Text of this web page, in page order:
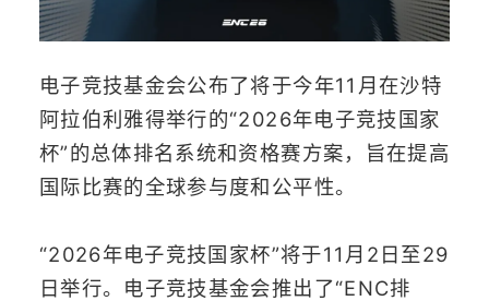
电子竞技基金会公布了将于今年11月在沙特
阿拉伯利雅得举行的“2026年电子竞技国家
杯”的总体排名系统和资格赛方案，旨在提高
国际比赛的全球参与度和公平性。
“2026年电子竞技国家杯”将于11月2日至29
日举行。电子竞技基金会推出了“ENC排